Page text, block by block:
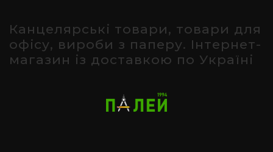
Канцелярські товари, товари для
офісу, вироби з паперу. Інтернет-
магазин із доставкою по Україні